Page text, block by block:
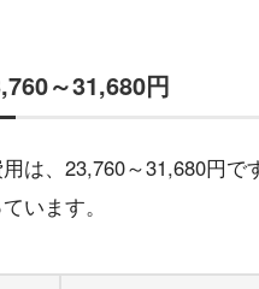
～31,680円
は、23,760～31,680円で
います。